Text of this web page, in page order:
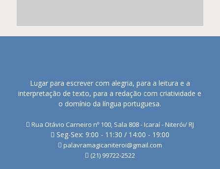
Lugar para escrever com alegria, para a leitura e a
interpretação de texto, para a redação com criatividade e
o domínio da língua portuguesa.
Rua Otávio Carneiro nº 100, Sala 808 - Icaraí - Niterói/ RJ
Seg-Sex: 9:00 - 11:30 / 14:00 - 19:00
palavramagicaniteroi@gmail.com
(21) 99722-2522